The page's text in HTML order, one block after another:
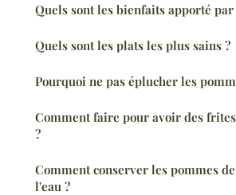
Quels sont les bienfaits apporté
Quels sont les plats les plus sains ?
Pourquoi ne pas éplucher les
Comment faire pour avoir des
?
Comment conserver les pommes
l'eau ?